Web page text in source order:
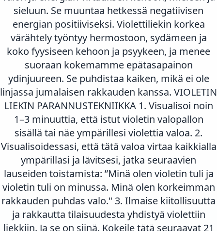
sieluun. Se muuntaa hetkessä negatiivisen
energian positiiviseksi. Violettiliekin korkea
värähtely työntyy hermostoon, sydämeen ja
koko fyysiseen kehoon ja psyykeen, ja menee
suoraan kokemamme epätasapainon
ydinjuureen. Se puhdistaa kaiken, mikä ei ole
linjassa jumalaisen rakkauden kanssa. VIOLETIN
LIEKIN PARANNUSTEKNIIKKA 1. Visualisoi noin
1–3 minuuttia, että istut violetin valopallon
sisällä tai näe ympärillesi violettia valoa. 2.
Visualisoidessasi, että tätä valoa virtaa kaikkialla
ympärilläsi ja lävitsesi, jatka seuraavien
lauseiden toistamista: ”Minä olen violetin tuli ja
violetin tuli on minussa. Minä olen korkeimman
rakkauden puhdas valo." 3. Ilmaise kiitollisuutta
ja rakkautta tilaisuudesta yhdistyä violettiin
liekkiin. Ja se on siinä. Kokeile tätä seuraavat 21